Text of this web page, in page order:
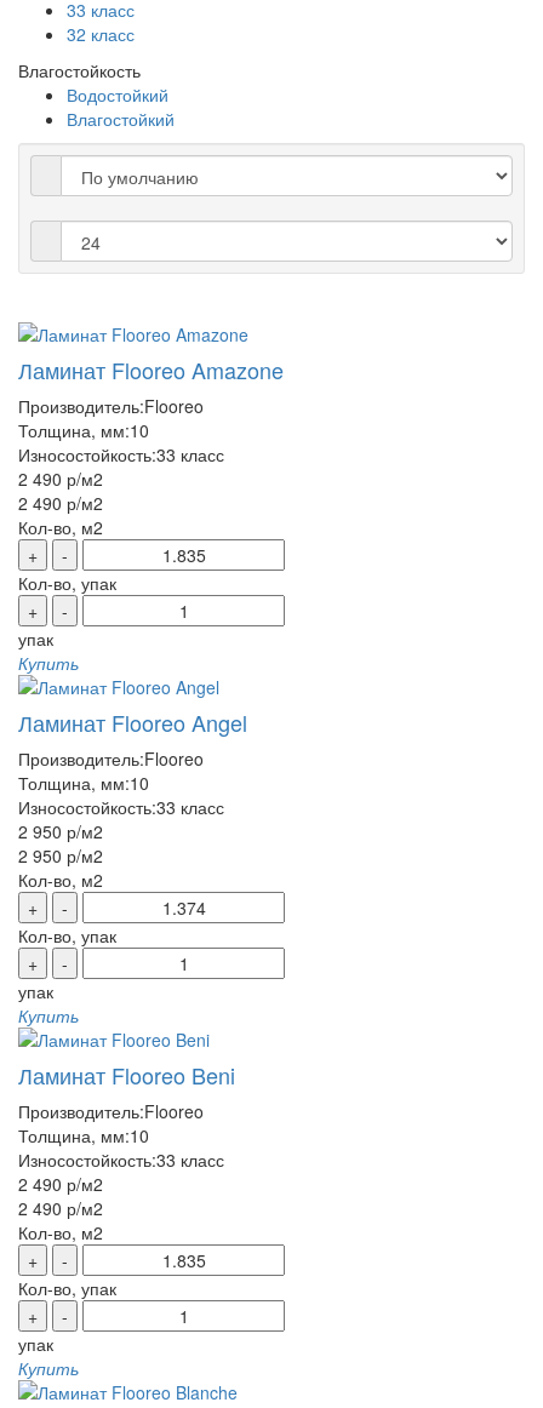
33 класс
32 класс
Влагостойкость
Водостойкий
Влагостойкий
Ламинат Flooreo Amazone
Производитель:Flooreo
Толщина, мм:10
Износостойкость:33 класс
2 490 р/м2
2 490 р/м2
Кол-во, м2
+
-
Кол-во, упак
+
-
упак
Купить
Ламинат Flooreo Angel
Производитель:Flooreo
Толщина, мм:10
Износостойкость:33 класс
2 950 р/м2
2 950 р/м2
Кол-во, м2
+
-
Кол-во, упак
+
-
упак
Купить
Ламинат Flooreo Beni
Производитель:Flooreo
Толщина, мм:10
Износостойкость:33 класс
2 490 р/м2
2 490 р/м2
Кол-во, м2
+
-
Кол-во, упак
+
-
упак
Купить